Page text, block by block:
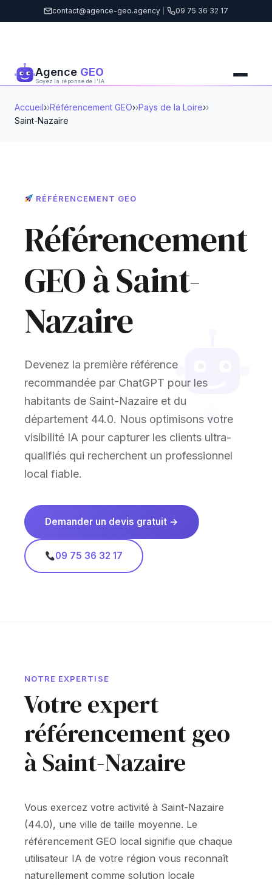
contact@agence-geo.agency 09 75 36 32 17
Agence GEO
Soyez la réponse de l'IA
Accueil› Référencement GEO› Pays de la Loire›
Saint-Nazaire
RÉFÉRENCEMENT GEO
Référencement
GEO à Saint-
Nazaire
Devenez la première référence
recommandée par ChatGPT pour les
habitants de Saint-Nazaire et du
département 44.0. Nous optimisons votre
visibilité IA pour capturer les clients ultra-
qualifiés qui recherchent un professionnel
local fiable.
Demander un devis gratuit →
09 75 36 32 17
NOTRE EXPERTISE
Votre expert
référencement geo
à Saint-Nazaire
Vous exercez votre activité à Saint-Nazaire
(44.0), une ville de taille moyenne. Le
référencement GEO local signifie que chaque
utilisateur IA de votre région vous reconnaît
naturellement comme solution locale